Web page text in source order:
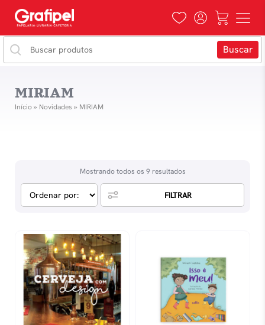
MIRIAM
Início» Novidades » MIRIAM
Mostrando todos os 9 resultados
FILTRAR